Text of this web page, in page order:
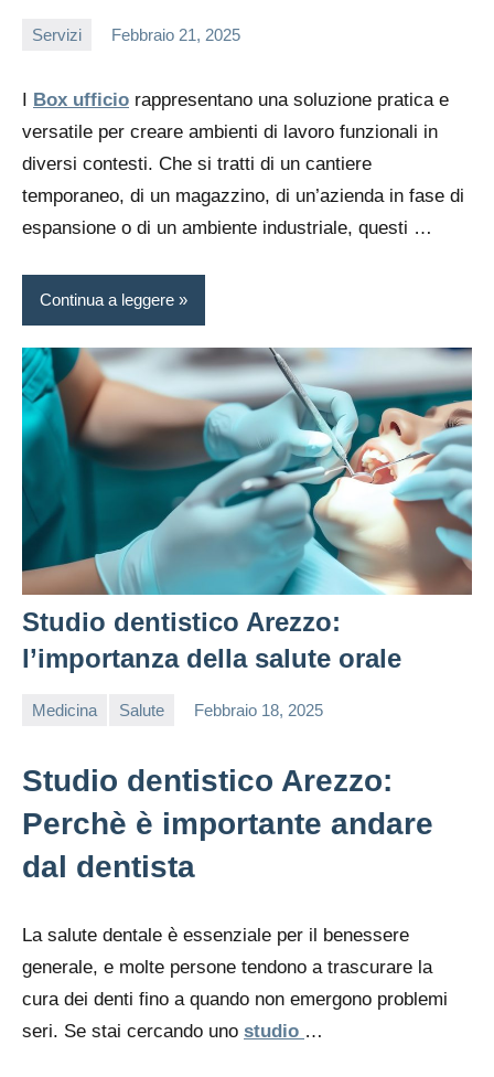
Servizi Febbraio 21, 2025
Box ufficio rappresentano una soluzione pratica e
versatile per creare ambienti di lavoro funzionali in
diversi contesti. Che si tratti di un cantiere
temporaneo, di un magazzino, di un’azienda in fase di
espansione o di un ambiente industriale, questi …
Continua a leggere
Studio dentistico Arezzo:
l’importanza della salute orale
Medicina Salute Febbraio 18, 2025
Studio dentistico Arezzo:
Perchè è importante andare
dal dentista
La salute dentale è essenziale per il benessere
generale, e molte persone tendono a trascurare la
cura dei denti fino a quando non emergono problemi
seri. Se stai cercando uno studio …